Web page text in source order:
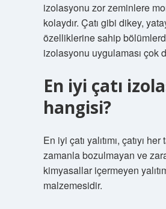
izolasyonu zor zeminlere
kolaydır. Çatı gibi dikey,
özelliklerine sahip
izolasyonu uygulaması çok
En iyi çatı
hangisi?
En iyi çatı yalıtımı, çatıyı
zamanla bozulmayan ve
kimyasallar içermeyen
malzemesidir.